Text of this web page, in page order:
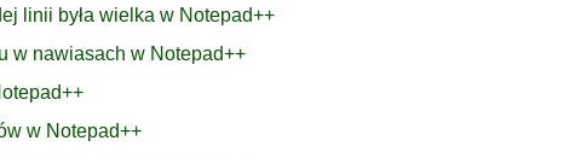
linii była wielka w Notepad++
w nawiasach w Notepad++
w Notepad++